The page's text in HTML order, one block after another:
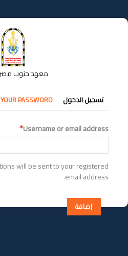
إلى
المحتوى
معهد جنوب مصر
التبويبات
الأساسية
تسجيل الدخول PASSWORD
Username or email address
will be sent to your registered
email address.